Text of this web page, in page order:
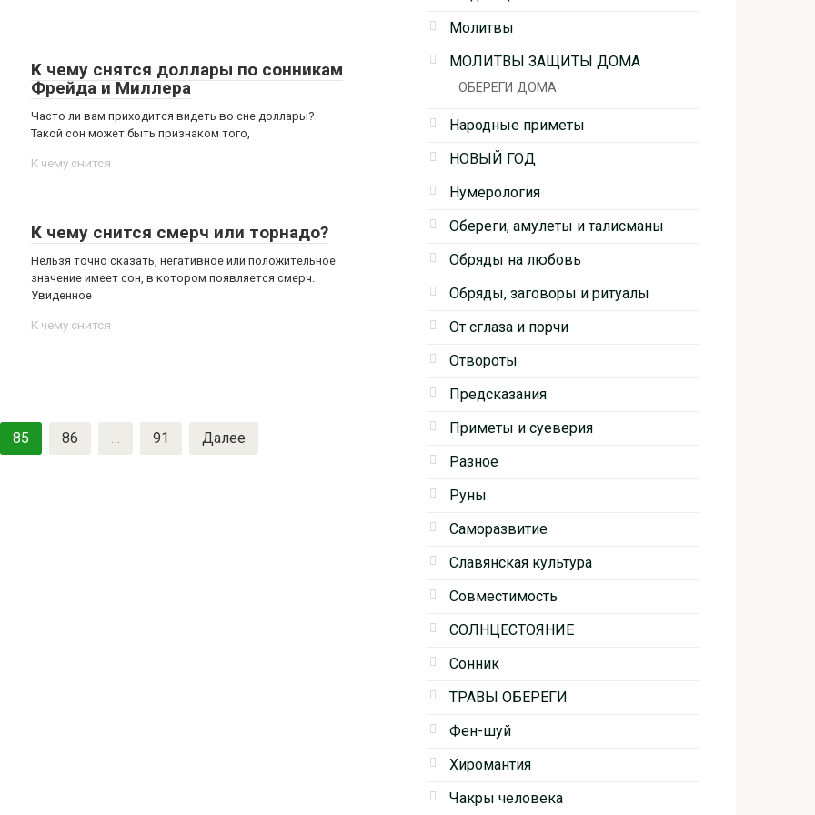
К чему снятся доллары по сонникам
Фрейда и Миллера
Часто ли вам приходится видеть во сне доллары?
Такой сон может быть признаком того,
К чему снится
К чему снится смерч или торнадо?
Нельзя точно сказать, негативное или положительное
значение имеет сон, в котором появляется смерч.
Увиденное
К чему снится
85 86 … 91 Далее
Молитвы
МОЛИТВЫ ЗАЩИТЫ ДОМА
ОБЕРЕГИ ДОМА
Народные приметы
НОВЫЙ ГОД
Нумерология
Обереги, амулеты и талисманы
Обряды на любовь
Обряды, заговоры и ритуалы
От сглаза и порчи
Отвороты
Предсказания
Приметы и суеверия
Разное
Руны
Саморазвитие
Славянская культура
Совместимость
СОЛНЦЕСТОЯНИЕ
Сонник
ТРАВЫ ОБЕРЕГИ
Фен-шуй
Хиромантия
Чакры человека